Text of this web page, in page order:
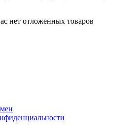
нет отложенных товаров